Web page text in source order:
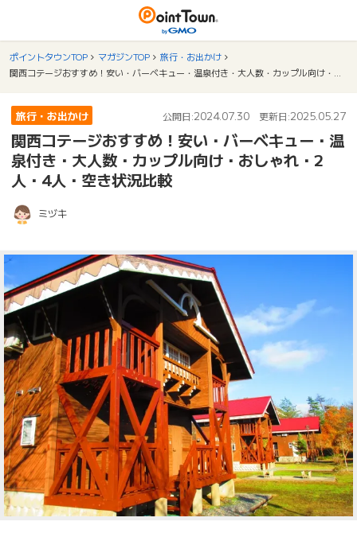
ポイントタウンTOP マガジンTOP
旅行・お出かけ
旅行・お出かけ 公開日:2024.07.30 更新日:2025.05.27
関西コテージおすすめ！安い・バーベキュー・温
泉付き・大人数・カップル向け・おしゃれ・2
人・4人・空き状況比較
ミヅキ